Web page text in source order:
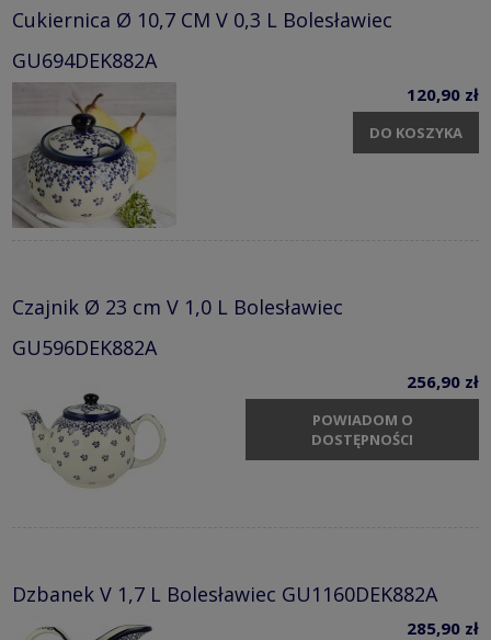
Cukiernica Ø 10,7 CM V 0,3 L Bolesławiec
GU694DEK882A
120,90 zł
DO KOSZYKA
Czajnik Ø 23 cm V 1,0 L Bolesławiec
GU596DEK882A
256,90 zł
POWIADOM O
DOSTĘPNOŚCI
Dzbanek V 1,7 L Bolesławiec GU1160DEK882A
285,90 zł